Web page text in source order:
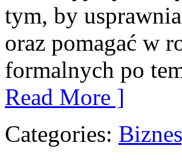
tym, by
oraz pomagać w
formalnych po
Read More ]
Categories: